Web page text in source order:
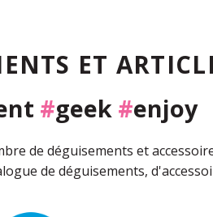
ET
#geek #enjoy
de déguisements et
de déguisements,